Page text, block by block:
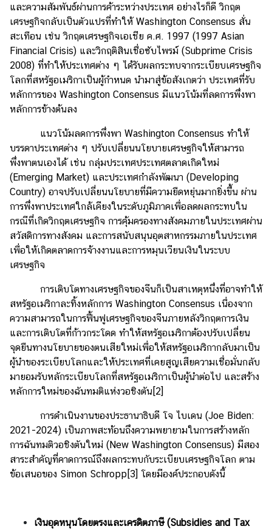
L
i
b
r
a
r
y
n
t
a
c
t
U
s
และความสัมพันธ์ผ่านการค้าระหว่างประเทศ อย่างไรก็ดี วิกฤต
เศรษฐกิจกลับเป็นตัวแปรที่ทำให้ Washington Consensus สั่น
สะเทือน เช่น วิกฤตเศรษฐกิจเอเชีย ค.ศ. 1997 (1997 Asian
Financial Crisis) และวิกฤติสินเชื่อซับไพรม์ (Subprime Crisis
2008) ที่ทำให้ประเทศต่าง ๆ ได้รับผลกระทบจากระเบียบเศรษฐกิจ
โลกที่สหรัฐอเมริกาเป็นผู้กำหนด นำมาสู่ข้อสังเกตว่า ประเทศที่รับ
หลักการของ Washington Consensus มีแนวโน้มที่ลดการพึ่งพา
หลักการข้างต้นลง
แนวโน้มลดการพึ่งพา Washington Consensus ทำให้
บรรดาประเทศต่าง ๆ ปรับเปลี่ยนนโยบายเศรษฐกิจให้สามารถ
พึ่งพาตนเองได้ เช่น กลุ่มประเทศประเทศตลาดเกิดใหม่
(Emerging Market) และประเทศกำลังพัฒนา (Developing
Country) อาจปรับเปลี่ยนนโยบายที่มีความยืดหยุ่นมากยิ่งขึ้น ผ่าน
การพึ่งพาประเทศใกล้เคียงในระดับภูมิภาคเพื่อลดผลกระทบใน
กรณีที่เกิดวิกฤตเศรษฐกิจ การคุ้มครองทางสังคมภายในประเทศผ่าน
สวัสดิการทางสังคม และการสนับสนุนอุตสาหกรรมภายในประเทศ
เพื่อให้เกิดตลาดการจ้างงานและการหมุนเวียนเงินในระบบ
เศรษฐกิจ
การเติบโตทางเศรษฐกิจของจีนก็เป็นสาเหตุหนึ่งที่อาจทำให้
สหรัฐอเมริกาละทิ้งหลักการ Washington Consensus เนื่องจาก
ความสามารถในการฟื้นฟูเศรษฐกิจของจีนภายหลังวิกฤตการเงิน
และการเติบโตที่ก้าวกระโดด ทำให้สหรัฐอเมริกาต้องปรับเปลี่ยน
จุดยืนทางนโยบายของตนเสียใหม่เพื่อให้สหรัฐอเมริกากลับมาเป็น
ผู้นำของระเบียบโลกและให้ประเทศที่เคยสูญเสียความเชื่อมั่นกลับ
มายอมรับหลักระเบียบโลกที่สหรัฐอเมริกาเป็นผู้นำต่อไป และสร้าง
หลักการใหม่ของฉันทมติแห่งวอชิงตัน [2]
การดำเนินงานของประธานาธิบดี โจ ไบเดน (Joe Biden:
2021-2024) เป็นภาพสะท้อนถึงความพยายามในการสร้างหลัก
การฉันทมติวอชิงตันใหม่ (New Washington Consensus) มีสอง
สาระสำคัญที่คาดการณ์ถึงผลกระทบกับระเบียบเศรษฐกิจโลก ตาม
ข้อเสนอของ Simon Schropp[3] โดยมีองค์ประกอบดังนี้
เงินอุดหนุนโดยตรงและเครดิตภาษี (Subsidies and Tax